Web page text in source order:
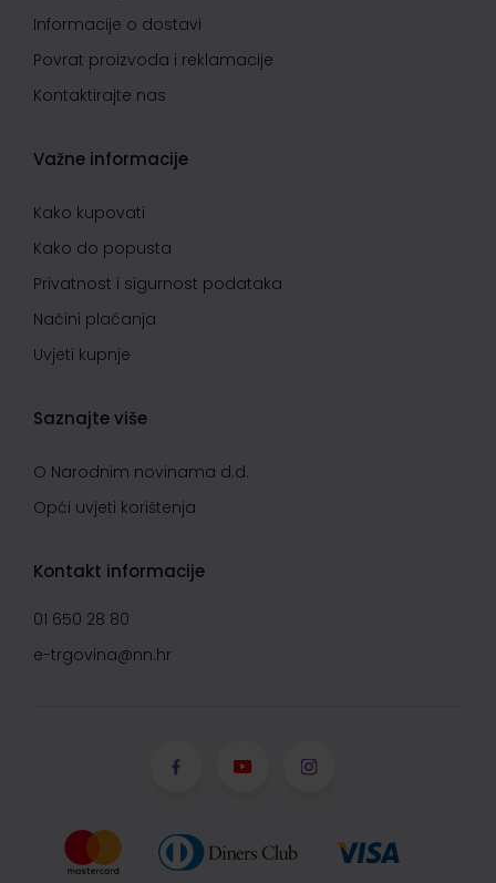
Informacije o dostavi
Povrat proizvoda i reklamacije
Kontaktirajte nas
Važne informacije
Kako kupovati
Kako do popusta
Privatnost i sigurnost podataka
Načini plaćanja
Uvjeti kupnje
Saznajte više
O Narodnim novinama d.d.
Opći uvjeti korištenja
Kontakt informacije
01 650 28 80
e-trgovina@nn.hr